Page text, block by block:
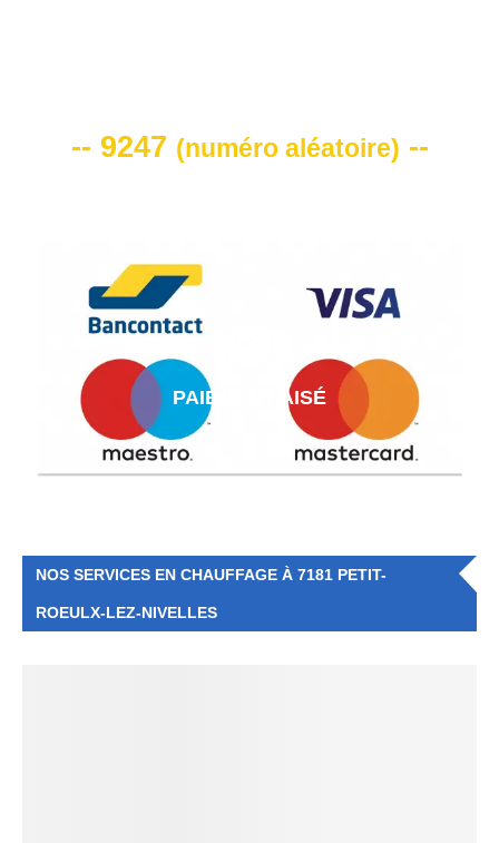
-- 9247 (numéro aléatoire) --
PAIEMENT AISÉ
NOS SERVICES EN CHAUFFAGE À 7181 PETIT-
ROEULX-LEZ-NIVELLES